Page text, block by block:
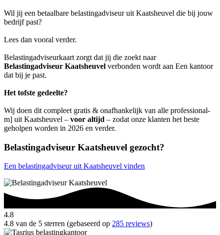
Wil jij een betaalbare belastingadviseur uit Kaatsheuvel die bij jouw
bedrijf past?
Lees dan vooral verder.
Belastingadviseurkaart zorgt dat jij die zoekt naar
Belastingadviseur Kaatsheuvel verbonden wordt aan Een kantoor
dat bij je past.
Het tofste gedeelte?
Wij doen dit compleet gratis & onafhankelijk van alle professional-
m] uit Kaatsheuvel – voor altijd – zodat onze klanten het beste
geholpen worden in 2026 en verder.
Belastingadviseur Kaatsheuvel gezocht?
Een belastingadviseur uit Kaatsheuvel vinden
4.8
4.8 van de 5 sterren (gebaseerd op 285 reviews)